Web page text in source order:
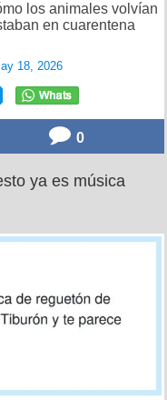
los animales volvían
en cuarentena
18, 2026
0
ya es música